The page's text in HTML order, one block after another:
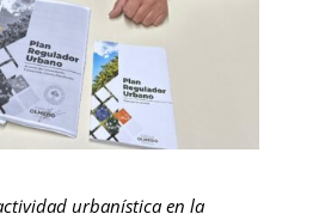
urbanística en la